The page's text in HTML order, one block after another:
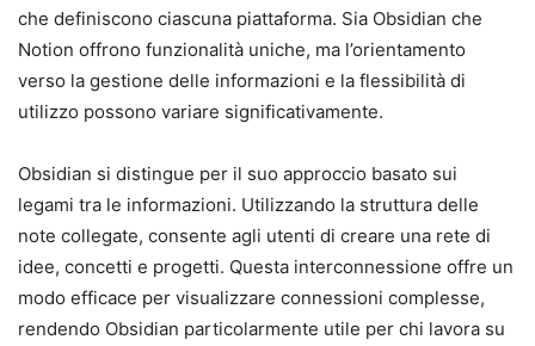
che definiscono ciascuna piattaforma. Sia Obsidian che
Notion offrono funzionalità uniche, ma l’orientamento
verso la gestione delle informazioni e la flessibilità di
utilizzo possono variare significativamente.
Obsidian si distingue per il suo approccio basato sui
legami tra le informazioni. Utilizzando la struttura delle
note collegate, consente agli utenti di creare una rete di
idee, concetti e progetti. Questa interconnessione offre un
modo efficace per visualizzare connessioni complesse,
rendendo Obsidian particolarmente utile per chi lavora su